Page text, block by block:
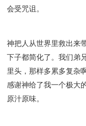
会受咒诅。
神把人从世界里救出来
下子都简化了。我们弟
里头，那样多累多复杂
感谢神给了我一个极大
原汁原味。